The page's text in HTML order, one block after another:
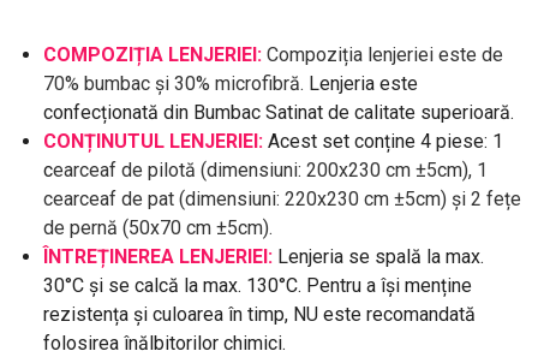
COMPOZIȚIA LENJERIEI: Compoziția lenjeriei este de
70% bumbac și 30% microfibră. Lenjeria este
confecționată din Bumbac Satinat de calitate superioară.
CONȚINUTUL LENJERIEI: Acest set conține 4 piese: 1
cearceaf de pilotă (dimensiuni: 200x230 cm ±5cm), 1
cearceaf de pat (dimensiuni: 220x230 cm ±5cm) și 2 fețe
de pernă (50x70 cm ±5cm).
ÎNTREȚINEREA LENJERIEI: Lenjeria se spală la max.
30°C și se calcă la max. 130°C. Pentru a își menține
rezistența și culoarea în timp, NU este recomandată
folosirea înălbitorilor chimici.